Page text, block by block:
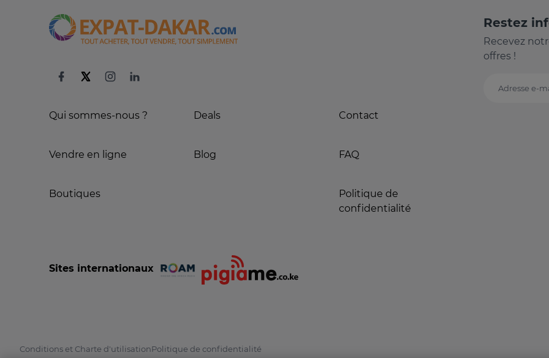
Qui sommes-nous ?
Vendre en ligne
Boutiques
Deals
Blog
Contact
FAQ
Politique de
confidentialité
Restez
Recevez
offres !
Adresse e-
Sites internationaux
Conditions et Charte d'utilisationPolitique de confidentialité